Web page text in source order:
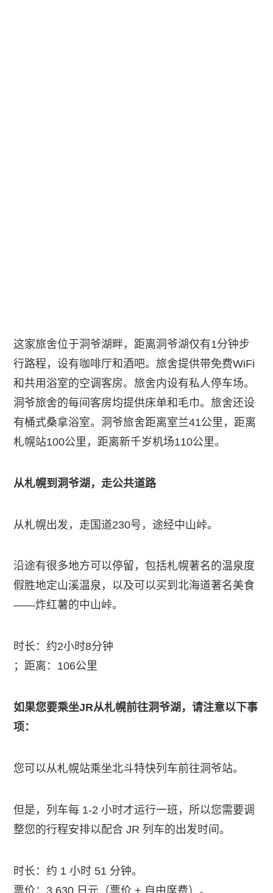
这家旅舍位于洞爷湖畔，距离洞爷湖仅有1分钟步
行路程，设有咖啡厅和酒吧。旅舍提供带免费WiFi
和共用浴室的空调客房。旅舍内设有私人停车场。
洞爷旅舍的每间客房均提供床单和毛巾。旅舍还设
有桶式桑拿浴室。洞爷旅舍距离室兰41公里，距离
札幌站100公里，距离新千岁机场110公里。
从札幌到洞爷湖，走公共道路
从札幌出发，走国道230号，途经中山峠。
沿途有很多地方可以停留，包括札幌著名的温泉度
假胜地定山溪温泉，以及可以买到北海道著名美食
——炸红薯的中山峠。
时长：约2小时8分钟
；距离：106公里
如果您要乘坐JR从札幌前往洞爷湖，请注意以下事
项：
您可以从札幌站乘坐北斗特快列车前往洞爷站。
但是，列车每 1-2 小时才运行一班，所以您需要调
整您的行程安排以配合 JR 列车的出发时间。
时长：约 1 小时 51 分钟。
票价：3,630 日元（票价 + 自由席费）。